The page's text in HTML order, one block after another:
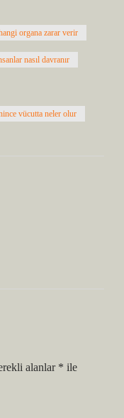
organa zarar verir
nasıl davranır
vücutta neler olur
alanlar * ile